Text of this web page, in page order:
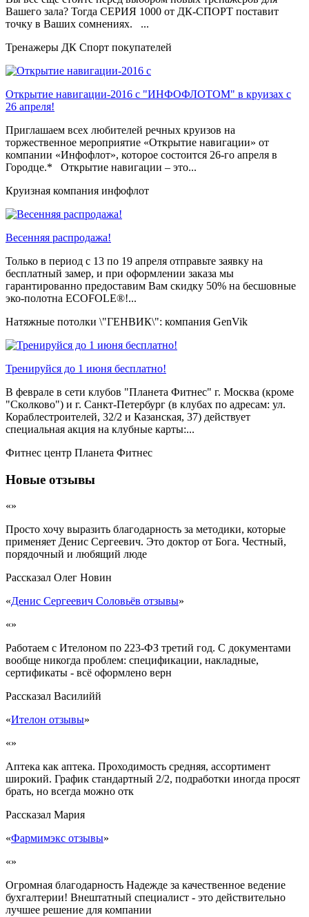
Вашего зала? Тогда СЕРИЯ 1000 от ДК-СПОРТ поставит
точку в Ваших сомнениях. ...
Тренажеры ДК Спорт покупателей
Открытие навигации-2016 с "ИНФОФЛОТОМ" в круизах с
26 апреля!
Приглашаем всех любителей речных круизов на
торжественное мероприятие «Открытие навигации» от
компании «Инфофлот», которое состоится 26-го апреля в
Городце.* Открытие навигации – это...
Круизная компания инфофлот
Весенняя распродажа!
Только в период c 13 по 19 апреля отправьте заявку на
бесплатный замер, и при оформлении заказа мы
гарантированно предоставим Вам скидку 50% на бесшовные
эко-полотна ECOFOLE®!...
Натяжные потолки \"ГЕНВИК\": компания GenVik
Тренируйся до 1 июня бесплатно!
В феврале в сети клубов "Планета Фитнес" г. Москва (кроме
"Сколково") и г. Санкт-Петербург (в клубах по адресам: ул.
Кораблестроителей, 32/2 и Казанская, 37) действует
специальная акция на клубные карты:...
Фитнес центр Планета Фитнес
Новые отзывы
«»
Просто хочу выразить благодарность за методики, которые
применяет Денис Сергеевич. Это доктор от Бога. Честный,
порядочный и любящий люде
Рассказал Олег Новин
«Денис Сергеевич Соловьёв отзывы»
«»
Работаем с Ителоном по 223-ФЗ третий год. С документами
вообще никогда проблем: спецификации, накладные,
сертификаты - всё оформлено верн
Рассказал Василийй
«Ителон отзывы»
«»
Аптека как аптека. Проходимость средняя, ассортимент
широкий. График стандартный 2/2, подработки иногда просят
брать, но всегда можно отк
Рассказал Мария
«Фармимэкс отзывы»
«»
Огромная благодарность Надежде за качественное ведение
бухгалтерии! Внештатный специалист - это действительно
лучшее решение для компании